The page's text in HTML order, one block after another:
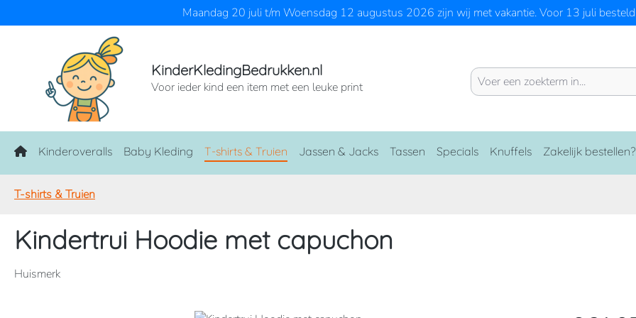
Maandag 20 juli t/m Woensdag 12 augustus 2026 zijn wij met vakantie. Voor 13 juli
KinderKledingBedrukken.nl
Voor ieder kind een item met een leuke print
Home
Kinderoveralls Baby Kleding T-shirts & Truien Jassen & Jacks Tassen Specials Knuffels Zakelijk bestellen?
T-shirts & Truien
Kindertrui Hoodie met capuchon
Huismerk